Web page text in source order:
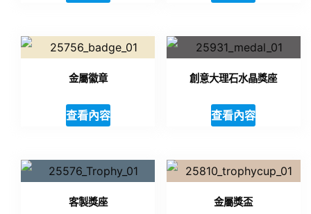
金屬徽章
查看內容
創意大理石水晶獎座
查看內容
客製獎座 金屬獎盃